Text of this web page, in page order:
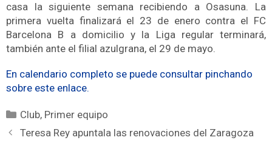
casa la siguiente semana recibiendo a Osasuna. La
primera vuelta finalizará el 23 de enero contra el FC
Barcelona B a domicilio y la Liga regular terminará,
también ante el filial azulgrana, el 29 de mayo.
En calendario completo se puede consultar pinchando
sobre este enlace.
Club, Primer equipo
Teresa Rey apuntala las renovaciones del Zaragoza